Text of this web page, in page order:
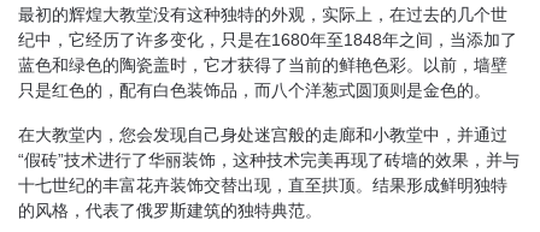
最初的辉煌大教堂没有这种独特的外观，实际上，在过去的几个世
纪中，它经历了许多变化，只是在1680年至1848年之间，当添加了
蓝色和绿色的陶瓷盖时，它才获得了当前的鲜艳色彩。以前，墙壁
只是红色的，配有白色装饰品，而八个洋葱式圆顶则是金色的。
在大教堂内，您会发现自己身处迷宫般的走廊和小教堂中，并通过
“假砖”技术进行了华丽装饰，这种技术完美再现了砖墙的效果，并与
十七世纪的丰富花卉装饰交替出现，直至拱顶。结果形成鲜明独特
的风格，代表了俄罗斯建筑的独特典范。